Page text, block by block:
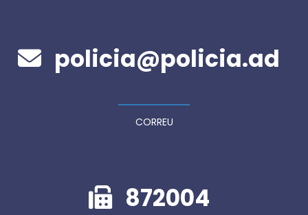
policia@policia.ad
CORREU
872004